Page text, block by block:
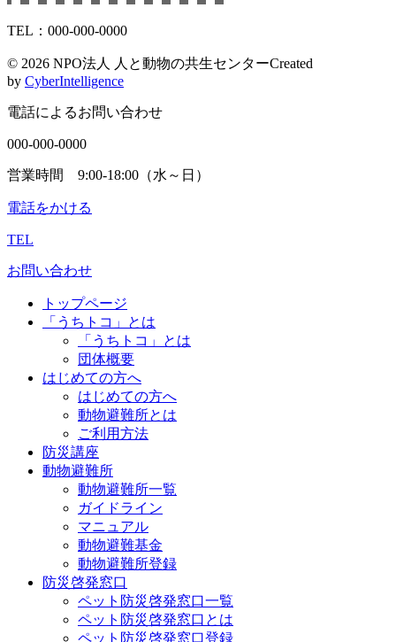
TEL：000-000-0000
© 2026 NPO法人 人と動物の共生センターCreated
by CyberIntelligence
電話によるお問い合わせ
000-000-0000
営業時間 9:00-18:00（水～日）
電話をかける
TEL
お問い合わせ
トップページ
「うちトコ」とは
「うちトコ」とは
団体概要
はじめての方へ
はじめての方へ
動物避難所とは
ご利用方法
防災講座
動物避難所
動物避難所一覧
ガイドライン
マニュアル
動物避難基金
動物避難所登録
防災啓発窓口
ペット防災啓発窓口一覧
ペット防災啓発窓口とは
ペット防災啓発窓口登録